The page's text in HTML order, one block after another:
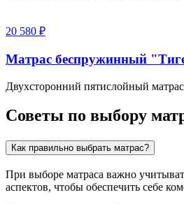
20 580 ₽
Матрас беспружинный
Двухсторонний пятислойный
Советы по выбору
Как правильно выбрать матрас?
При выборе матраса важно
аспектов, чтобы обеспечить себе